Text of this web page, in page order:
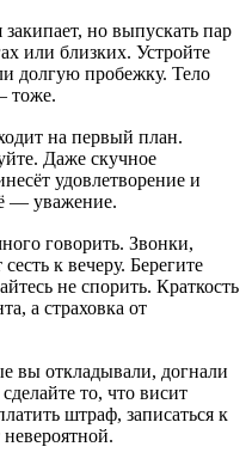
но выпускать пар
или близких. Устройте
долгую пробежку. Тело
тоже.
на первый план.
Даже скучное
удовлетворение и
— уважение.
говорить. Звонки,
к вечеру. Берегите
не спорить. Краткость
а страховка от
вы откладывали, догнали
то, что висит
штраф, записаться к
невероятной.